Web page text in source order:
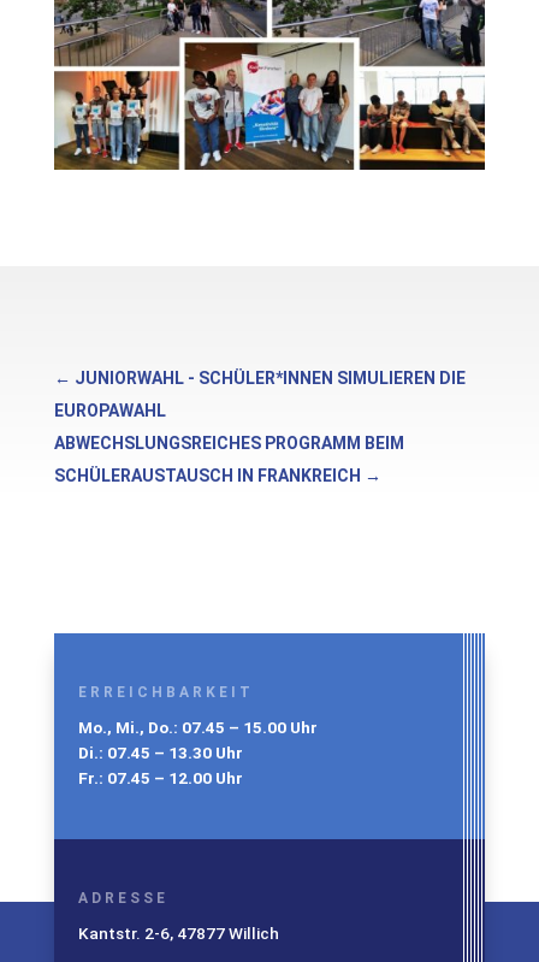
← JUNIORWAHL - SCHÜLER*INNEN SIMULIEREN DIE
EUROPAWAHL
ABWECHSLUNGSREICHES PROGRAMM BEIM
SCHÜLERAUSTAUSCH IN FRANKREICH →
ERREICHBARKEIT
Mo., Mi., Do.: 07.45 – 15.00 Uhr
Di.: 07.45 – 13.30 Uhr
Fr.: 07.45 – 12.00 Uhr
ADRESSE
Kantstr. 2-6, 47877 Willich